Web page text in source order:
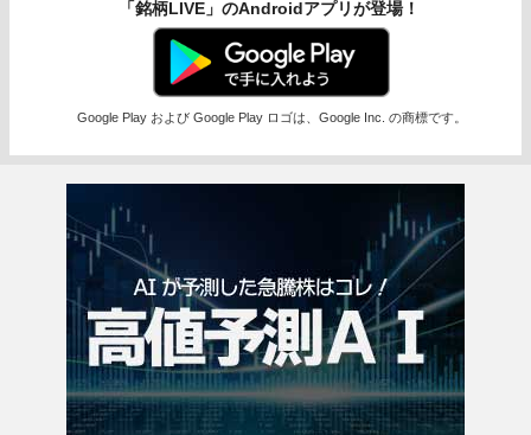
「銘柄LIVE」のAndroidアプリが登場！
Google Play および Google Play ロゴは、Google Inc. の商標です。